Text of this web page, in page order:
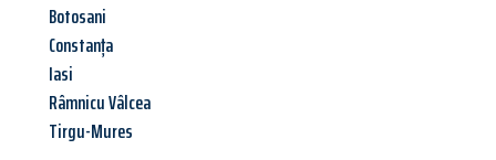
Botosani
Constanța
Iasi
Râmnicu Vâlcea
Tirgu-Mures